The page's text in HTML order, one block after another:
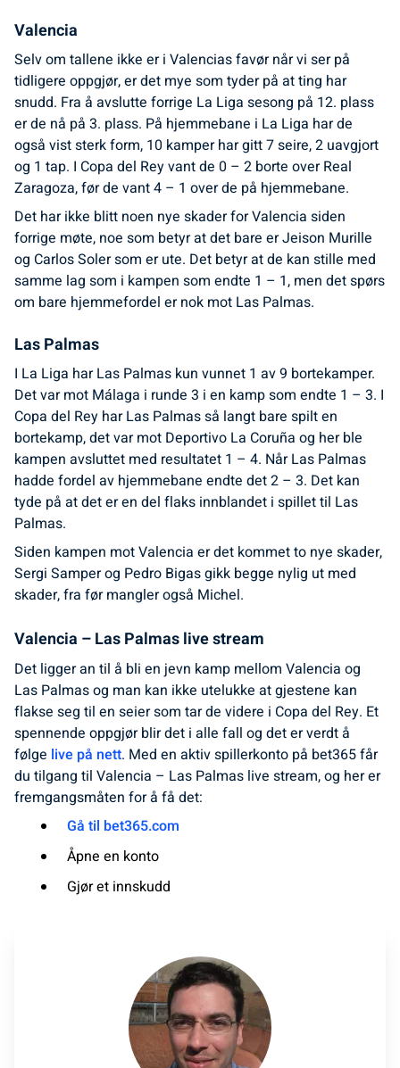
Valencia
Selv om tallene ikke er i Valencias favør når vi ser på
tidligere oppgjør, er det mye som tyder på at ting har
snudd. Fra å avslutte forrige La Liga sesong på 12. plass
er de nå på 3. plass. På hjemmebane i La Liga har de
også vist sterk form, 10 kamper har gitt 7 seire, 2 uavgjort
og 1 tap. I Copa del Rey vant de 0 – 2 borte over Real
Zaragoza, før de vant 4 – 1 over de på hjemmebane.
Det har ikke blitt noen nye skader for Valencia siden
forrige møte, noe som betyr at det bare er Jeison Murille
og Carlos Soler som er ute. Det betyr at de kan stille med
samme lag som i kampen som endte 1 – 1, men det spørs
om bare hjemmefordel er nok mot Las Palmas.
Las Palmas
I La Liga har Las Palmas kun vunnet 1 av 9 bortekamper.
Det var mot Málaga i runde 3 i en kamp som endte 1 – 3. I
Copa del Rey har Las Palmas så langt bare spilt en
bortekamp, det var mot Deportivo La Coruña og her ble
kampen avsluttet med resultatet 1 – 4. Når Las Palmas
hadde fordel av hjemmebane endte det 2 – 3. Det kan
tyde på at det er en del flaks innblandet i spillet til Las
Palmas.
Siden kampen mot Valencia er det kommet to nye skader,
Sergi Samper og Pedro Bigas gikk begge nylig ut med
skader, fra før mangler også Michel.
Valencia – Las Palmas live stream
Det ligger an til å bli en jevn kamp mellom Valencia og
Las Palmas og man kan ikke utelukke at gjestene kan
flakse seg til en seier som tar de videre i Copa del Rey. Et
spennende oppgjør blir det i alle fall og det er verdt å
følge live på nett. Med en aktiv spillerkonto på bet365 får
du tilgang til Valencia – Las Palmas live stream, og her er
fremgangsmåten for å få det:
Gå til bet365.com
Åpne en konto
Gjør et innskudd